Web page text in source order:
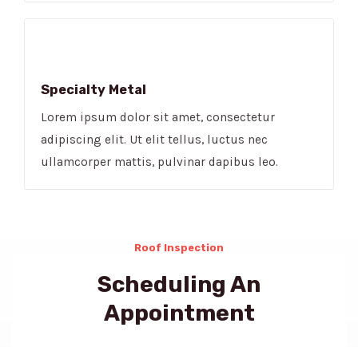
Specialty Metal​
Lorem ipsum dolor sit amet, consectetur
adipiscing elit. Ut elit tellus, luctus nec
ullamcorper mattis, pulvinar dapibus leo.
Roof Inspection
Scheduling An
Appointment